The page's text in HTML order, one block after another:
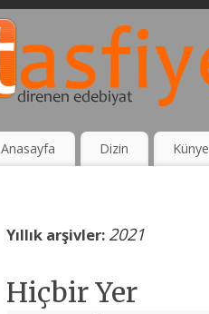
Anasayfa Dizin Künye
Yıllık arşivler: 2021
Hiçbir Yer